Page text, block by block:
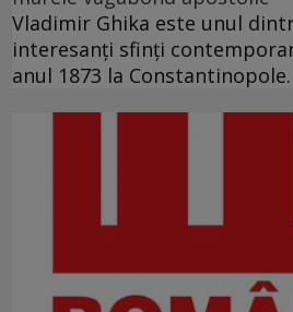
Vladimir Ghika este unul
interesanți sfinți
anul 1873 la Constantinopole.